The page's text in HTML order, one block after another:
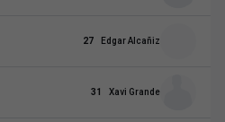
27 Edgar Alcañiz
31 Xavi Grande